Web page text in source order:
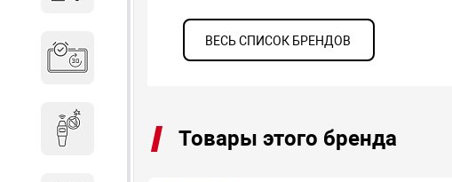
Система бронирования
Досмотровое оборудование
ВЕСЬ СПИСОК БРЕНДОВ
Товары этого бренда